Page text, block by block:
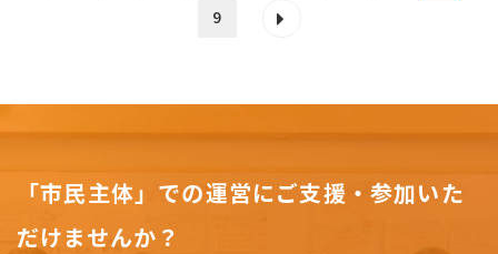
9
「市民主体」での運営にご支援・参加いた
だけませんか？